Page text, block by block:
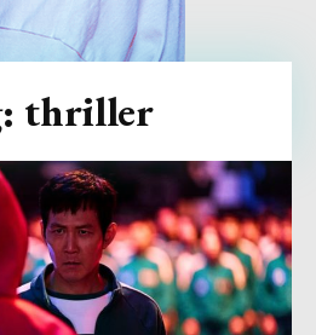
thriller